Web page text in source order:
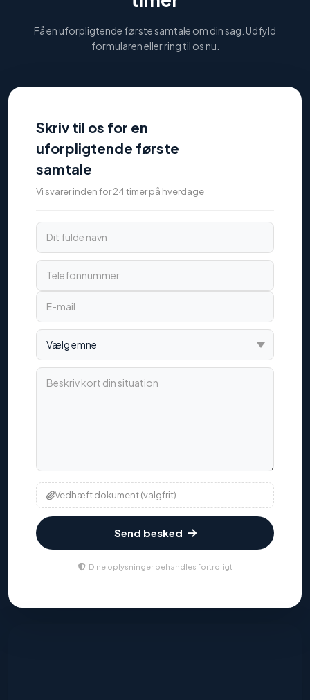
Få en uforpligtende første samtale om din sag. Udfyld
formularen eller ring til os nu.
Skriv til os for en
uforpligtende første
samtale
Vi svarer inden for 24 timer på hverdage
Dit fulde navn
Telefonnummer
E-mail
Vælg emne
Beskriv kort din situation
Vedhæft dokument (valgfrit)
Send besked
Dine oplysninger behandles fortroligt